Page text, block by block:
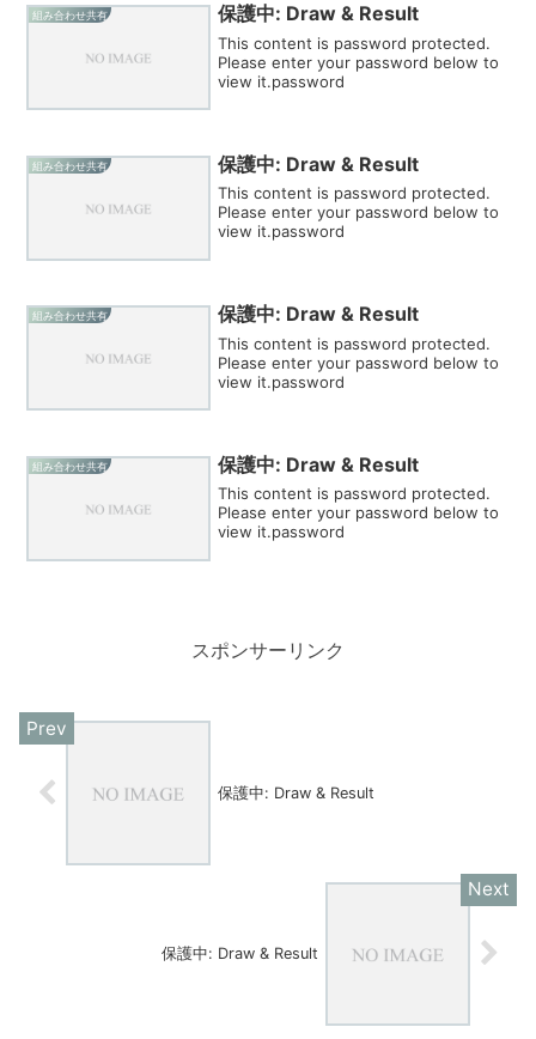
組み合わせ共有 保護中: Draw & Result
This content is password protected.
Please enter your password below to
view it.password
組み合わせ共有 保護中: Draw & Result
This content is password protected.
Please enter your password below to
view it.password
組み合わせ共有 保護中: Draw & Result
This content is password protected.
Please enter your password below to
view it.password
組み合わせ共有 保護中: Draw & Result
This content is password protected.
Please enter your password below to
view it.password
スポンサーリンク
保護中: Draw & Result
保護中: Draw & Result